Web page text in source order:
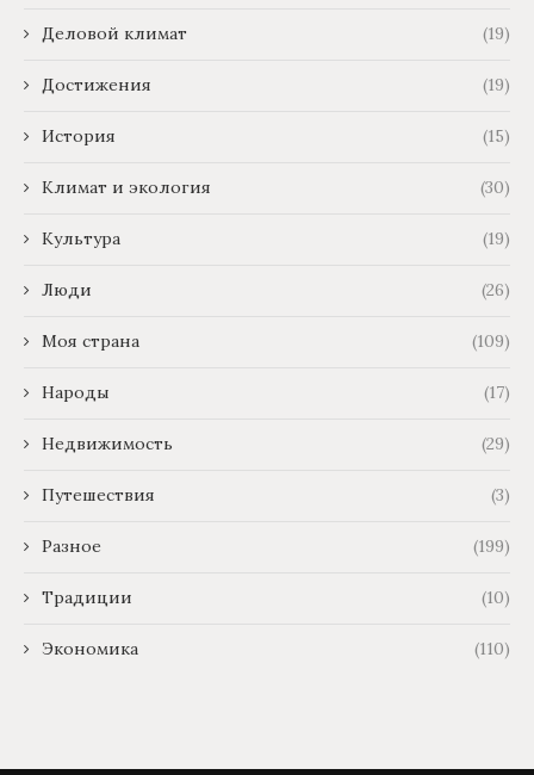
Деловой климат (19)
Достижения (19)
История (15)
Климат и экология (30)
Культура (19)
Люди (26)
Моя страна (109)
Народы (17)
Недвижимость (29)
Путешествия (3)
Разное (199)
Традиции (10)
Экономика (110)